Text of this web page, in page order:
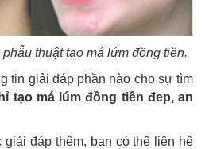
thuật tạo má lứm đồng tiền.
tin giải đáp phần nào cho sự tìm
tạo má lúm đồng tiền đep, an
đáp thêm, bạn có thể liên hệ